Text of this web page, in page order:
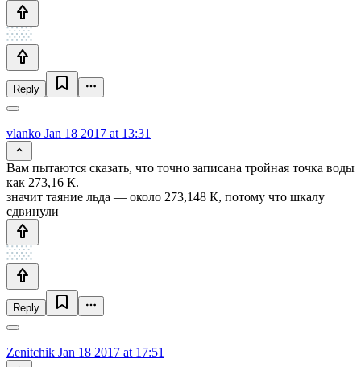
Reply
vlanko Jan 18 2017 at 13:31
Вам пытаются сказать, что точно записана тройная точка воды
как 273,16 К.
значит таяние льда — около 273,148 К, потому что шкалу
сдвинули
Reply
Zenitchik Jan 18 2017 at 17:51